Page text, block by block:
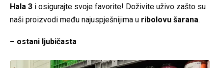
Hala 3 i osigurajte svoje favorite! Doživite uživo zašto su
naši proizvodi među najuspješnijima u ribolovu šarana.
– ostani ljubičasta